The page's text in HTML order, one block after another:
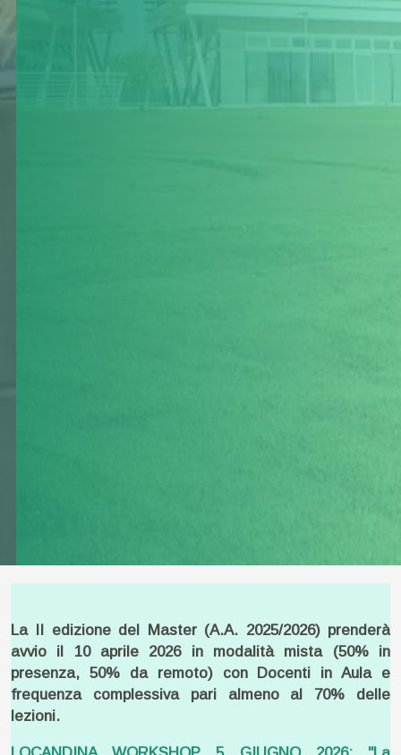
La II edizione del Master (A.A. 2025/2026) prenderà
avvio il 10 aprile 2026 in modalità mista (50% in
presenza, 50% da remoto) con Docenti in Aula e
frequenza complessiva pari almeno al 70% delle
lezioni.